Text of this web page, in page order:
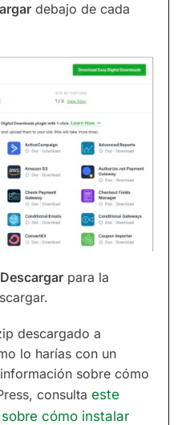
debajo de cada
Descargar para la
descargado a
lo harías con un
sobre cómo
consulta este
cómo instalar